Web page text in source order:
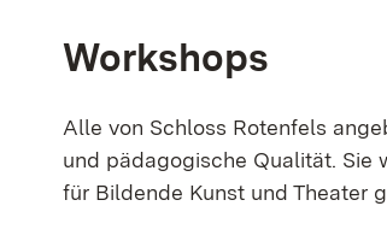
Workshops
Alle von Schloss Rotenfels
und pädagogische Qualität. Sie
für Bildende Kunst und Theater